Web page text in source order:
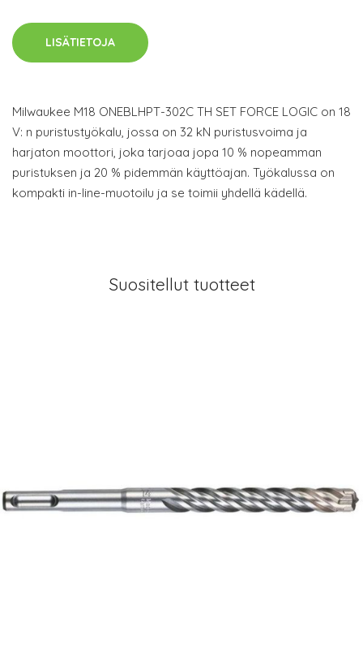
LISÄTIETOJA
Milwaukee M18 ONEBLHPT-302C TH SET FORCE LOGIC on 18
V: n puristustyökalu, jossa on 32 kN puristusvoima ja
harjaton moottori, joka tarjoaa jopa 10 % nopeamman
puristuksen ja 20 % pidemmän käyttöajan. Työkalussa on
kompakti in-line-muotoilu ja se toimii yhdellä kädellä.
Suositellut tuotteet